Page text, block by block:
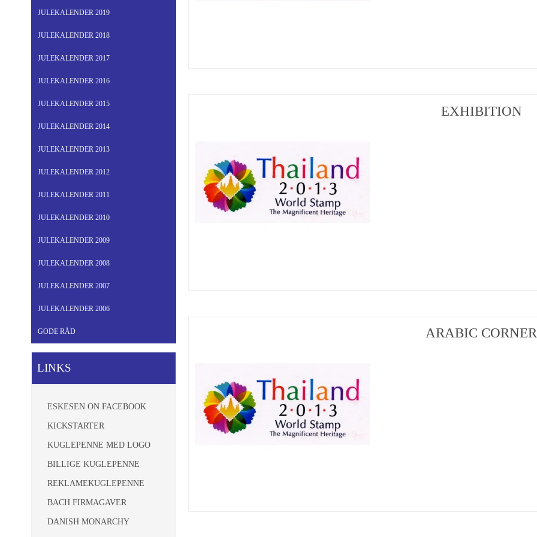
JULEKALENDER 2019
JULEKALENDER 2018
JULEKALENDER 2017
JULEKALENDER 2016
JULEKALENDER 2015
JULEKALENDER 2014
JULEKALENDER 2013
JULEKALENDER 2012
JULEKALENDER 2011
JULEKALENDER 2010
JULEKALENDER 2009
JULEKALENDER 2008
JULEKALENDER 2007
JULEKALENDER 2006
GODE RÅD
LINKS
ESKESEN ON FACEBOOK
KICKSTARTER
KUGLEPENNE MED LOGO
BILLIGE KUGLEPENNE
REKLAMEKUGLEPENNE
BACH FIRMAGAVER
DANISH MONARCHY
EXHIBITION
ARABIC CORNER